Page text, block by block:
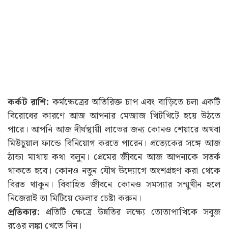
কর্কট রাশি: কর্মক্ষেত্রের অতিরিক্ত চাপ এবং বাড়িতে চলা একটি
বিরোধের কারণে আজ আপনার মেজাজ খিটখিটে হয়ে উঠতে
পারে। আপনি আজ দীর্ঘস্থায়ী লাভের জন্য কোনও শেয়ারে অথবা
মিউচুয়াল ফান্ডে বিনিয়োগ করতে পারেন। প্রত্যেকের সঙ্গে আজ
ঠান্ডা মাথায় কথা বলুন। প্রেমের জীবনে আজ আপনাকে সতর্ক
থাকতে হবে। কোনও নতুন যৌথ উদ্যোগে অংশগ্রহণ করা থেকে
বিরত থাকুন। বিবাহিত জীবনে কোনও সমস্যার সম্মুখীন হলে
নিজেরাই তা মিটিয়ে ফেলার চেষ্টা করুন।
প্রতিকার: প্রতিটি ক্ষেত্রে উন্নতির লক্ষ্যে তোতাপাখিকে সবুজ
রঙের লঙ্কা খেতে দিন।